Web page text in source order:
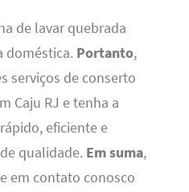
de lavar quebrada
doméstica. Portanto,
serviços de conserto
Caju RJ e tenha a
eficiente e
qualidade. Em suma,
em contato conosco